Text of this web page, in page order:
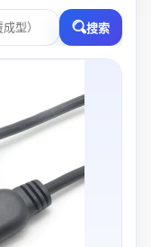
搜索